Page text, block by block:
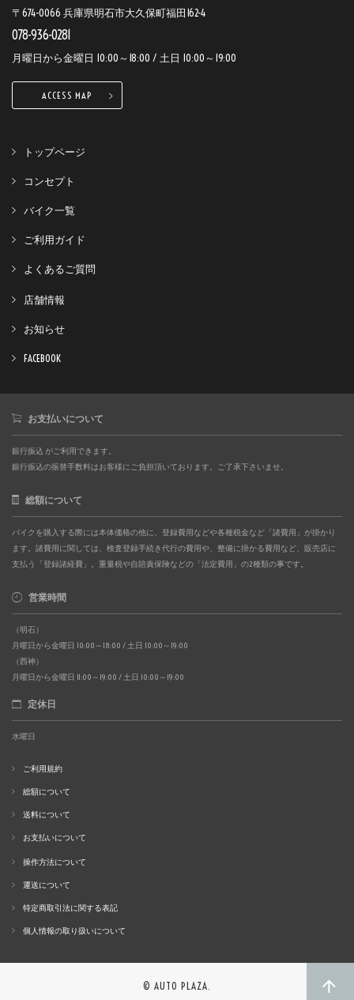
〒674-0066 兵庫県明石市大久保町福田162-4
078-936-0281
月曜日から金曜日 10:00～18:00 / 土日 10:00～19:00
ACCESS MAP
トップページ
コンセプト
バイク一覧
ご利用ガイド
よくあるご質問
店舗情報
お知らせ
FACEBOOK
お支払いについて
銀行振込 がご利用できます。
銀行振込の振替手数料はお客様にご負担頂いております。ご了承下さいませ。
総額について
バイクを購入する際には本体価格の他に、登録費用などや各種税金など「諸費用」が掛かり
ます。諸費用に関しては、検査登録手続き代行の費用や、整備に掛かる費用など、販売店に
支払う「登録諸経費」。重量税や自賠責保険などの「法定費用」の2種類の事です。
営業時間
（明石）
月曜日から金曜日 10:00～18:00 / 土日 10:00～19:00
（西神）
月曜日から金曜日 11:00～19:00 / 土日 10:00～19:00
定休日
水曜日
ご利用規約
総額について
送料について
お支払いについて
操作方法について
運送について
特定商取引法に関する表記
個人情報の取り扱いについて
© AUTO PLAZA.